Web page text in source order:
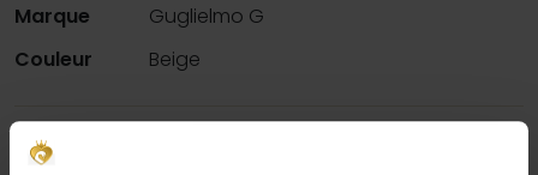
Marque
Guglielmo G
Couleur
Beige
Disponibilité par magasin